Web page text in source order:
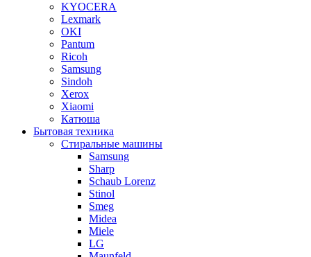
KYOCERA
Lexmark
OKI
Pantum
Ricoh
Samsung
Sindoh
Xerox
Xiaomi
Катюша
Бытовая техника
Стиральные машины
Samsung
Sharp
Schaub Lorenz
Stinol
Smeg
Midea
Miele
LG